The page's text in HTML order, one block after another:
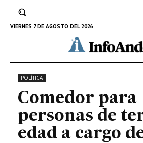
VIERNES 7 DE AGOSTO DEL 2026
con riesgos de
seguridad
16 DE NOVIEMBRE DE 2023
POLÍTICA
Comedor para
personas de
edad a cargo